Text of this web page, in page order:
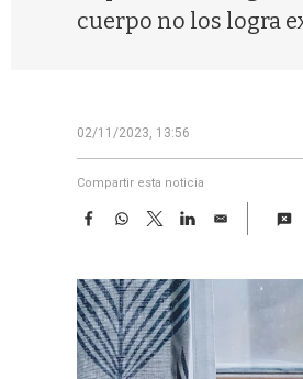
cuerpo no los logra
02/11/2023, 13:56
Compartir esta noticia
F
e
b
o
o
k
W
t
s
A
p
p
T
w
t
t
e
r
L
k
e
E
i